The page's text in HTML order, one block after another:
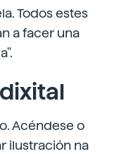
Todos estes
a facer una
Acéndese o
ilustración na